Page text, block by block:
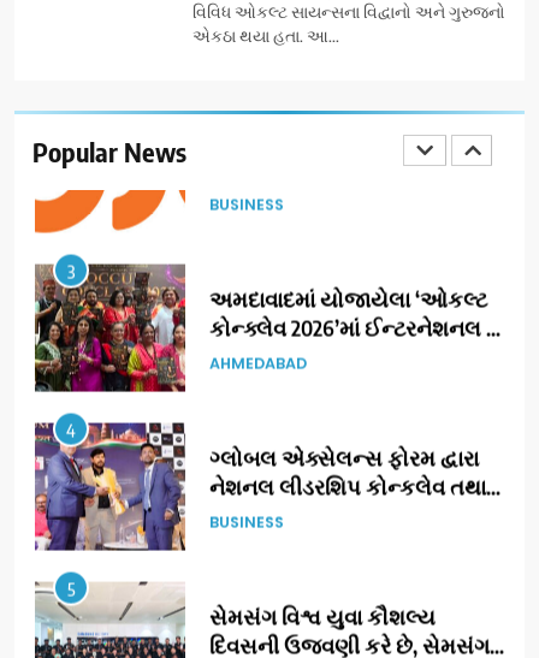
વિવિધ ઓકલ્ટ સાયન્સના વિદ્વાનો અને ગુરુજનો
એકઠા થયા હતા. આ...
Popular News
ગુજરાતી OTT પ્લેટફોર્મ ‘જોજો’
(JOJO) નો વિશ્વભરમાં દબદબો
ટેરોટ રીડર પુનિતજી લુલ્લા એ ટેરોટ
કાર્ડ રીડિંગ અંગે માહિતી આપી
AHMEDABAD
4
ભારત સમ્માન ૨૦૨૬નો ભવ્ય અને
પ્રતિષ્ઠિત કાર્યક્રમ નવી દિલ્હીમાં
સફળતાપૂર્વક યોજાયો
BUSINESS
5
દોસ્ત કૌશલ્ય વિકાસ કાર્યક્રમના
30 ટોચના પ્રતિભાશાળી
BUSINESS CSR